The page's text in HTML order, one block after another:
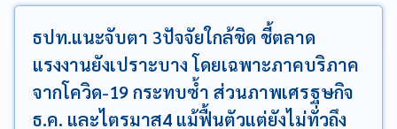
ธปท.แนะจับตา 3ปัจจัยใกล้ชิด ชี้ตลาด
แรงงานยังเปราะบาง โดยเฉพาะภาคบริภาค
จากโควิด-19 กระทบซ้ำ ส่วนภาพเศรฐษกิจ
ธ.ค. และไตรมาส4 แม้ฟื้นตัวแต่ยังไม่ทั่วถึง